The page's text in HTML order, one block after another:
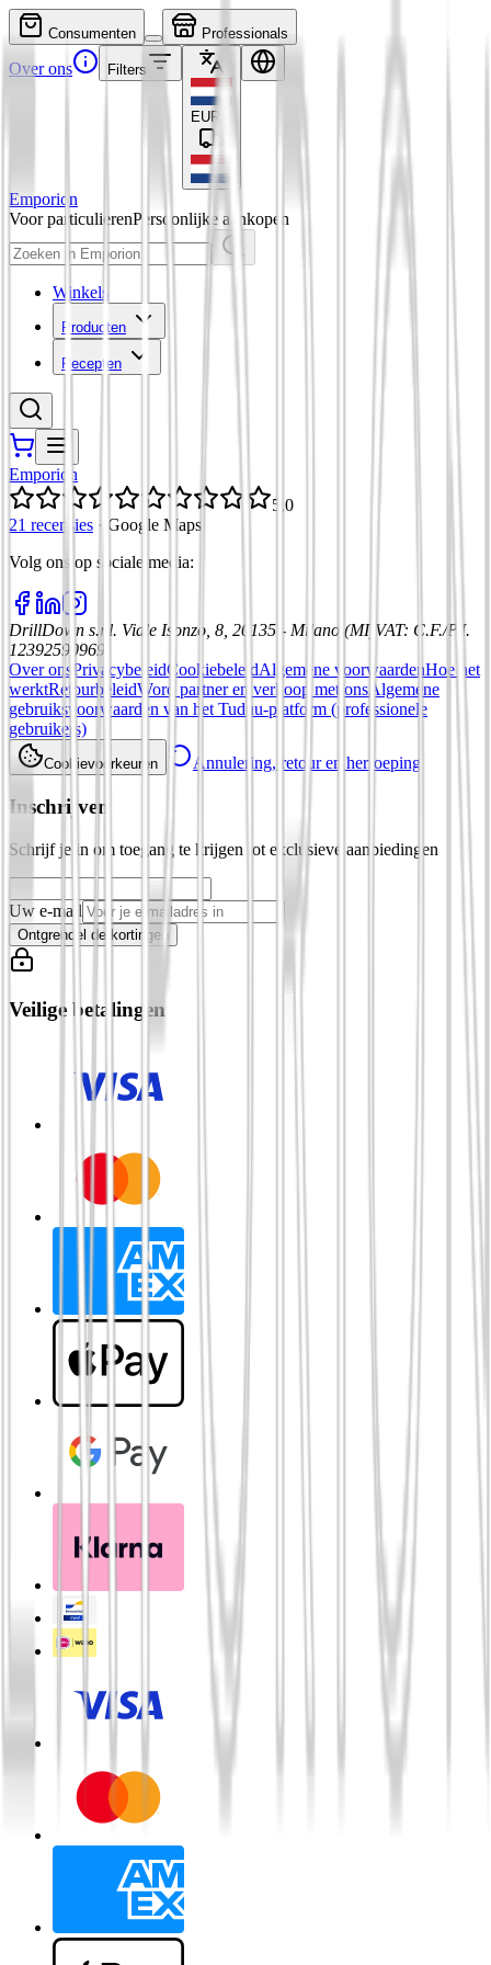
Consumenten Professionals
Over ons Filters
EUR
Emporion
Voor particulierenPersoonlijke aankopen
Winkels
Producten
Recepten
Emporion
5,0
21 recensies · Google Maps
Volg ons op sociale media:
DrillDown s.r.l. Viale Isonzo, 8, 20135 - Milano (MI) VAT: C.F./P.I.
12392590969
Over ons PrivacybeleidCookiebeleidAlgemene voorwaardenHoe het
werktRetourbeleidWord partner en verkoop met ons Algemene
gebruiksvoorwaarden van het Tuduu-platform (professionele
gebruikers)
Cookievoorkeuren Annulering, retour en herroeping
Inschrijven
Schrijf je in om toegang te krijgen tot exclusieve aanbiedingen
Uw e-mail
Ontgrendel de kortingen
Veilige betalingen